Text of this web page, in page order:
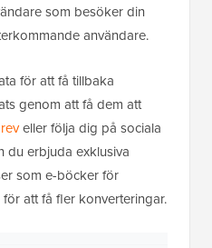
som besöker din
användare.
för att få tillbaka
genom att få dem att
eller följa dig på sociala
du erbjuda exklusiva
som e-böcker för
att få fler konverteringar.